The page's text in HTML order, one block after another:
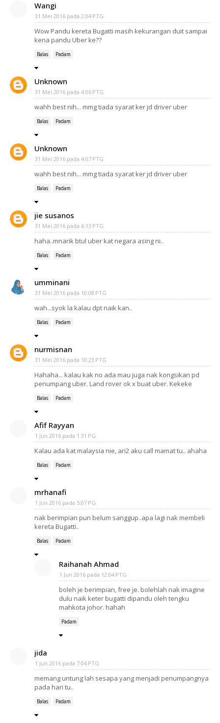
Wangi
31 Mei 2016 pada 2:04 PTG
Wow Pandu kereta Bugatti masih kekurangan duit sampai
kena pandu Uber ke??
Balas Padam
Unknown
31 Mei 2016 pada 4:06 PTG
wahh best nih... mmg tiada syarat ker jd driver uber
Balas Padam
Unknown
31 Mei 2016 pada 4:07 PTG
wahh best nih... mmg tiada syarat ker jd driver uber
Balas Padam
jie susanos
31 Mei 2016 pada 6:13 PTG
haha..mnarik btul uber kat negara asing ni..
Balas Padam
umminani
31 Mei 2016 pada 10:08 PTG
wah...syok la kalau dpt naik kan..
Balas Padam
nurmisnan
31 Mei 2016 pada 10:23 PTG
Hahaha... kalau kak no ada mau juga nak kongsikan pd
penumpang uber. Land rover ok x buat uber. Kekeke
Balas Padam
Afif Rayyan
1 Jun 2016 pada 1:31 PG
Kalau ada kat malaysia nie, ari2 aku call mamat tu.. ahaha
Balas Padam
mrhanafi
1 Jun 2016 pada 5:07 PG
nak berimpian pun belum sanggup..apa lagi nak membeli
kereta Bugatti..
Balas Padam
Raihanah Ahmad
1 Jun 2016 pada 12:04 PTG
boleh je berimpian, free je. bolehlah nak imagine
dulu naik keter bugatti dipandu oleh tengku
mahkota johor. hahah
Padam
jida
1 Jun 2016 pada 7:04 PTG
memang untung lah sesapa yang menjadi penumpangnya
pada hari tu..
Balas Padam